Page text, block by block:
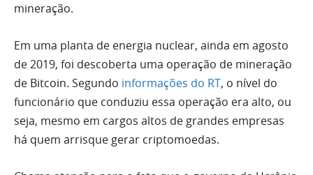
mineração.
Em uma planta de energia nuclear, ainda em agosto
de 2019, foi descoberta uma operação de mineração
de Bitcoin. Segundo informações do RT, o nível do
funcionário que conduziu essa operação era alto, ou
seja, mesmo em cargos altos de grandes empresas
há quem arrisque gerar criptomoedas.